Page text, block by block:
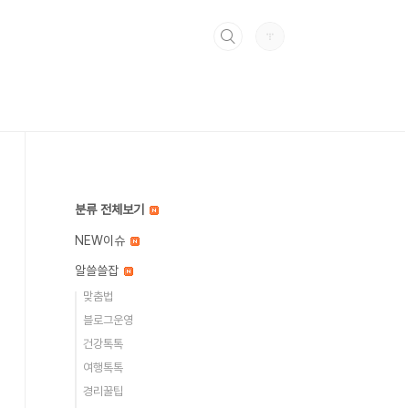
분류 전체보기
NEW이슈
알쓸쓸잡
맞춤법
블로그운영
건강톡톡
여행톡톡
경리꿀팁